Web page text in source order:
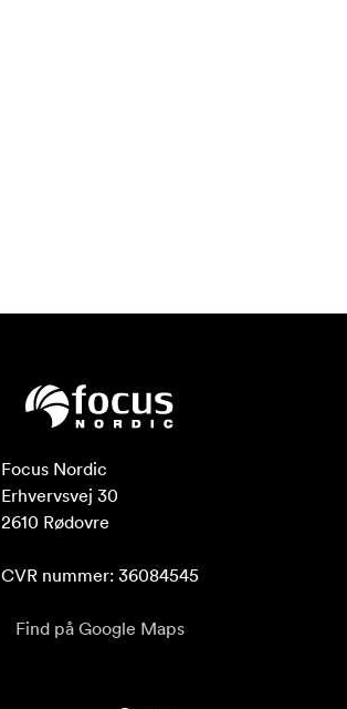
Focus Nordic
Erhvervsvej 30
2610 Rødovre
CVR nummer: 36084545
Find på Google Maps